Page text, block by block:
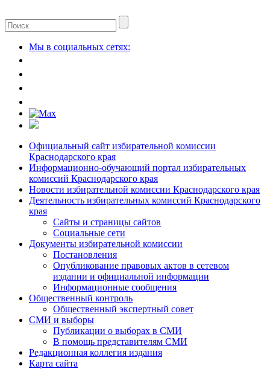
Мы в социальных сетях:
Официальный сайт избирательной комиссии
Краснодарского края
Информационно-обучающий портал избирательных
комиссий Краснодарского края
Новости избирательной комиссии Краснодарского края
Деятельность избирательных комиссий Краснодарского
края
Сайты и страницы сайтов
Социальные сети
Документы избирательной комиссии
Постановления
Опубликование правовых актов в сетевом
издании и официальной информации
Информационные сообщения
Общественный контроль
Общественный экспертный совет
СМИ и выборы
Публикации о выборах в СМИ
В помощь представителям СМИ
Редакционная коллегия издания
Карта сайта